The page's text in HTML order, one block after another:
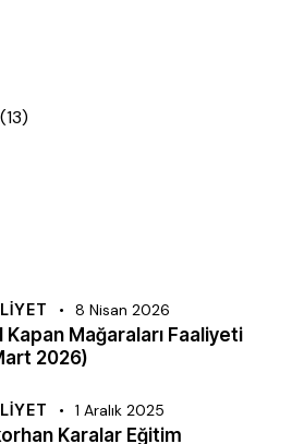
(13)
8 Nisan 2026
Kapan Mağaraları Faaliyeti
2026)
1 Aralık 2025
Karalar Eğitim